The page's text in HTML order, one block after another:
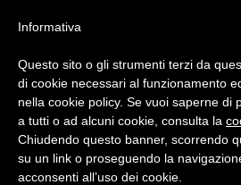
bimbi e viaggi - family travel
Informativa
Questo sito o gli strumenti terzi da
di cookie necessari al funzionamento
nella cookie policy. Se vuoi saperne di
a tutti o ad alcuni cookie, consulta la
Chiudendo questo banner, scorrendo
su un link o proseguendo la
acconsenti all’uso dei cookie.